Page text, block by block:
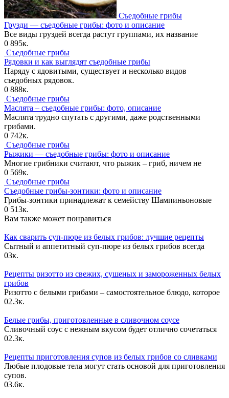
Съедобные грибы
Грузди — съедобные грибы: фото и описание
Все виды груздей всегда растут группами, их название
0 895к.
Съедобные грибы
Рядовки и как выглядят съедобные грибы
Наряду с ядовитыми, существует и несколько видов
съедобных рядовок.
0 888к.
Съедобные грибы
Маслята – съедобные грибы: фото, описание
Маслята трудно спутать с другими, даже родственными
грибами.
0 742к.
Съедобные грибы
Рыжики — съедобные грибы: фото и описание
Многие грибники считают, что рыжик – гриб, ничем не
0 569к.
Съедобные грибы
Съедобные грибы-зонтики: фото и описание
Грибы-зонтики принадлежат к семейству Шампиньоновые
0 513к.
Вам также может понравиться
Как сварить суп-пюре из белых грибов: лучшие рецепты
Сытный и аппетитный суп-пюре из белых грибов всегда
03к.
Рецепты ризотто из свежих, сушеных и замороженных белых
грибов
Ризотто с белыми грибами – самостоятельное блюдо, которое
02.3к.
Белые грибы, приготовленные в сливочном соусе
Сливочный соус с нежным вкусом будет отлично сочетаться
02.3к.
Рецепты приготовления супов из белых грибов со сливками
Любые плодовые тела могут стать основой для приготовления
супов.
03.6к.